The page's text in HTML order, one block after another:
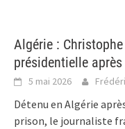
Algérie :
présidentielle
5 mai 2026
Détenu en Algérie
prison, le journaliste